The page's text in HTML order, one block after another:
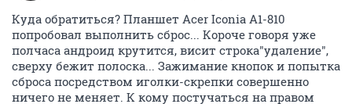
Куда обратиться? Планшет Acer Iconia A1-810
попробовал выполнить сброс... Короче говоря уже
полчаса андроид крутится, висит строка"удаление",
сверху бежит полоска... Зажимание кнопок и попытка
сброса посредством иголки-скрепки совершенно
ничего не меняет. К кому постучаться на правом